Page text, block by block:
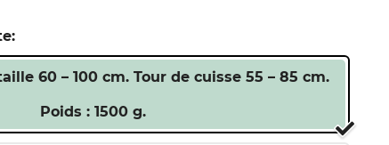
60 – 100 cm. Tour de cuisse 55 – 85 cm.
Poids : 1500 g.